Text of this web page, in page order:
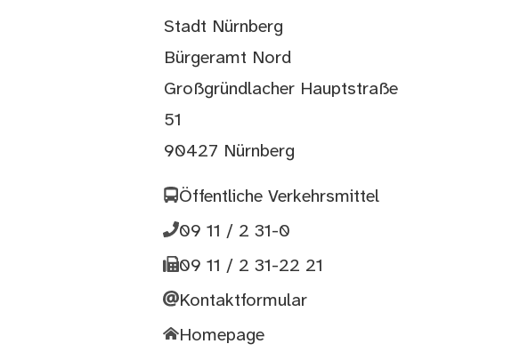
Stadt Nürnberg
Bürgeramt Nord
Großgründlacher Hauptstraße
51
90427 Nürnberg
Öffentliche Verkehrsmittel
09 11 / 2 31-0
09 11 / 2 31-22 21
Kontaktformular
Homepage